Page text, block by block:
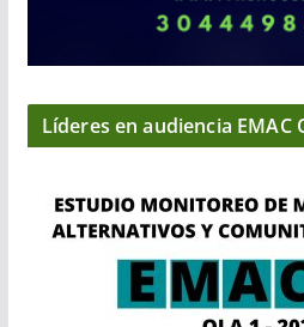
Líderes en audiencia EMAC